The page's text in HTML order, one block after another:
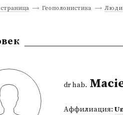
страница Геополонистика Люди
dr hab.
Аффилиация: